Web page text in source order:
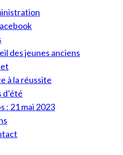
des jeunes anciens
à la réussite
: 21 mai 2023